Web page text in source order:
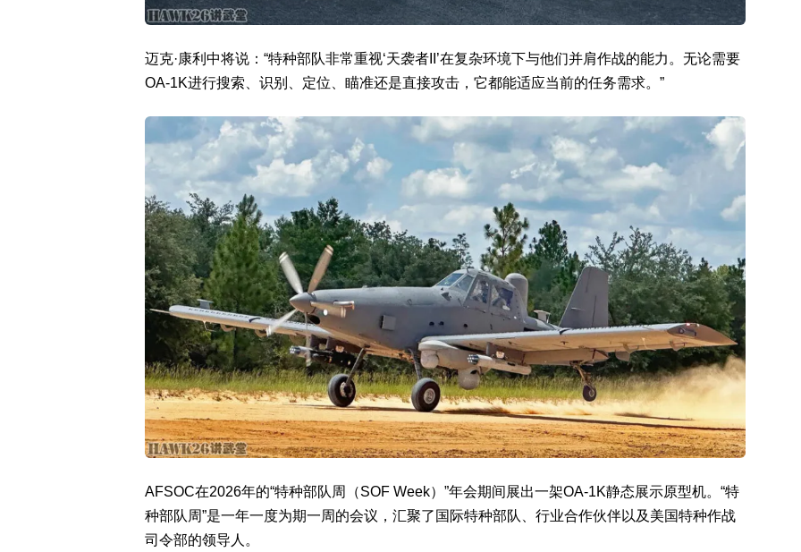
迈克·康利中将说：“特种部队非常重视‘天袭者II’在复杂环境下与他们并肩作战的能力。无论需要
OA-1K进行搜索、识别、定位、瞄准还是直接攻击，它都能适应当前的任务需求。”
AFSOC在2026年的“特种部队周（SOF Week）”年会期间展出一架OA-1K静态展示原型机。“特
种部队周”是一年一度为期一周的会议，汇聚了国际特种部队、行业合作伙伴以及美国特种作战
司令部的领导人。